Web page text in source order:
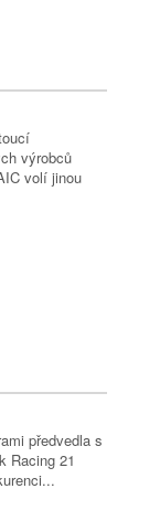
výrobců
volí jinou
předvedla s
Racing 21